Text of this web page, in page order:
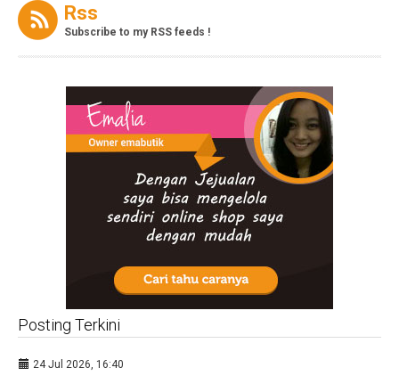
Rss
Subscribe to my RSS feeds !
Posting Terkini
24 Jul 2026, 16:40